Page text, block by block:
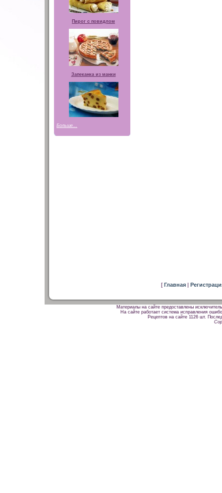
Пирог с повидлом
Запеканка из манки
Больше...
[ Главная |
Материалы на сайте предоставлены
На сайте работает система исправления
Рецептов на сайте 1126 шт.